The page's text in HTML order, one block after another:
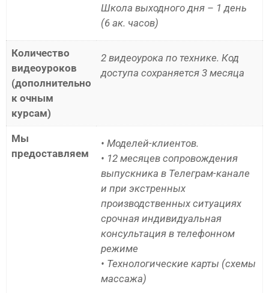
Школа выходного дня – 1 день
(6 ак. часов)
Количество
видеоуроков
(дополнительно
к очным
курсам)
2 видеоурока по технике. Код
доступа сохраняется 3 месяца
Мы
предоставляем
• Моделей-клиентов.
• 12 месяцев сопровождения
выпускника в Телеграм-канале
и при экстренных
производственных ситуациях
срочная индивидуальная
консультация в телефонном
режиме
• Технологические карты (схемы
массажа)